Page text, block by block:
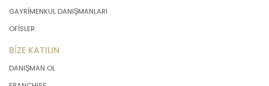
GAYRİMENKUL DANIŞMANLARI
OFİSLER
BİZE KATILIN
DANIŞMAN OL